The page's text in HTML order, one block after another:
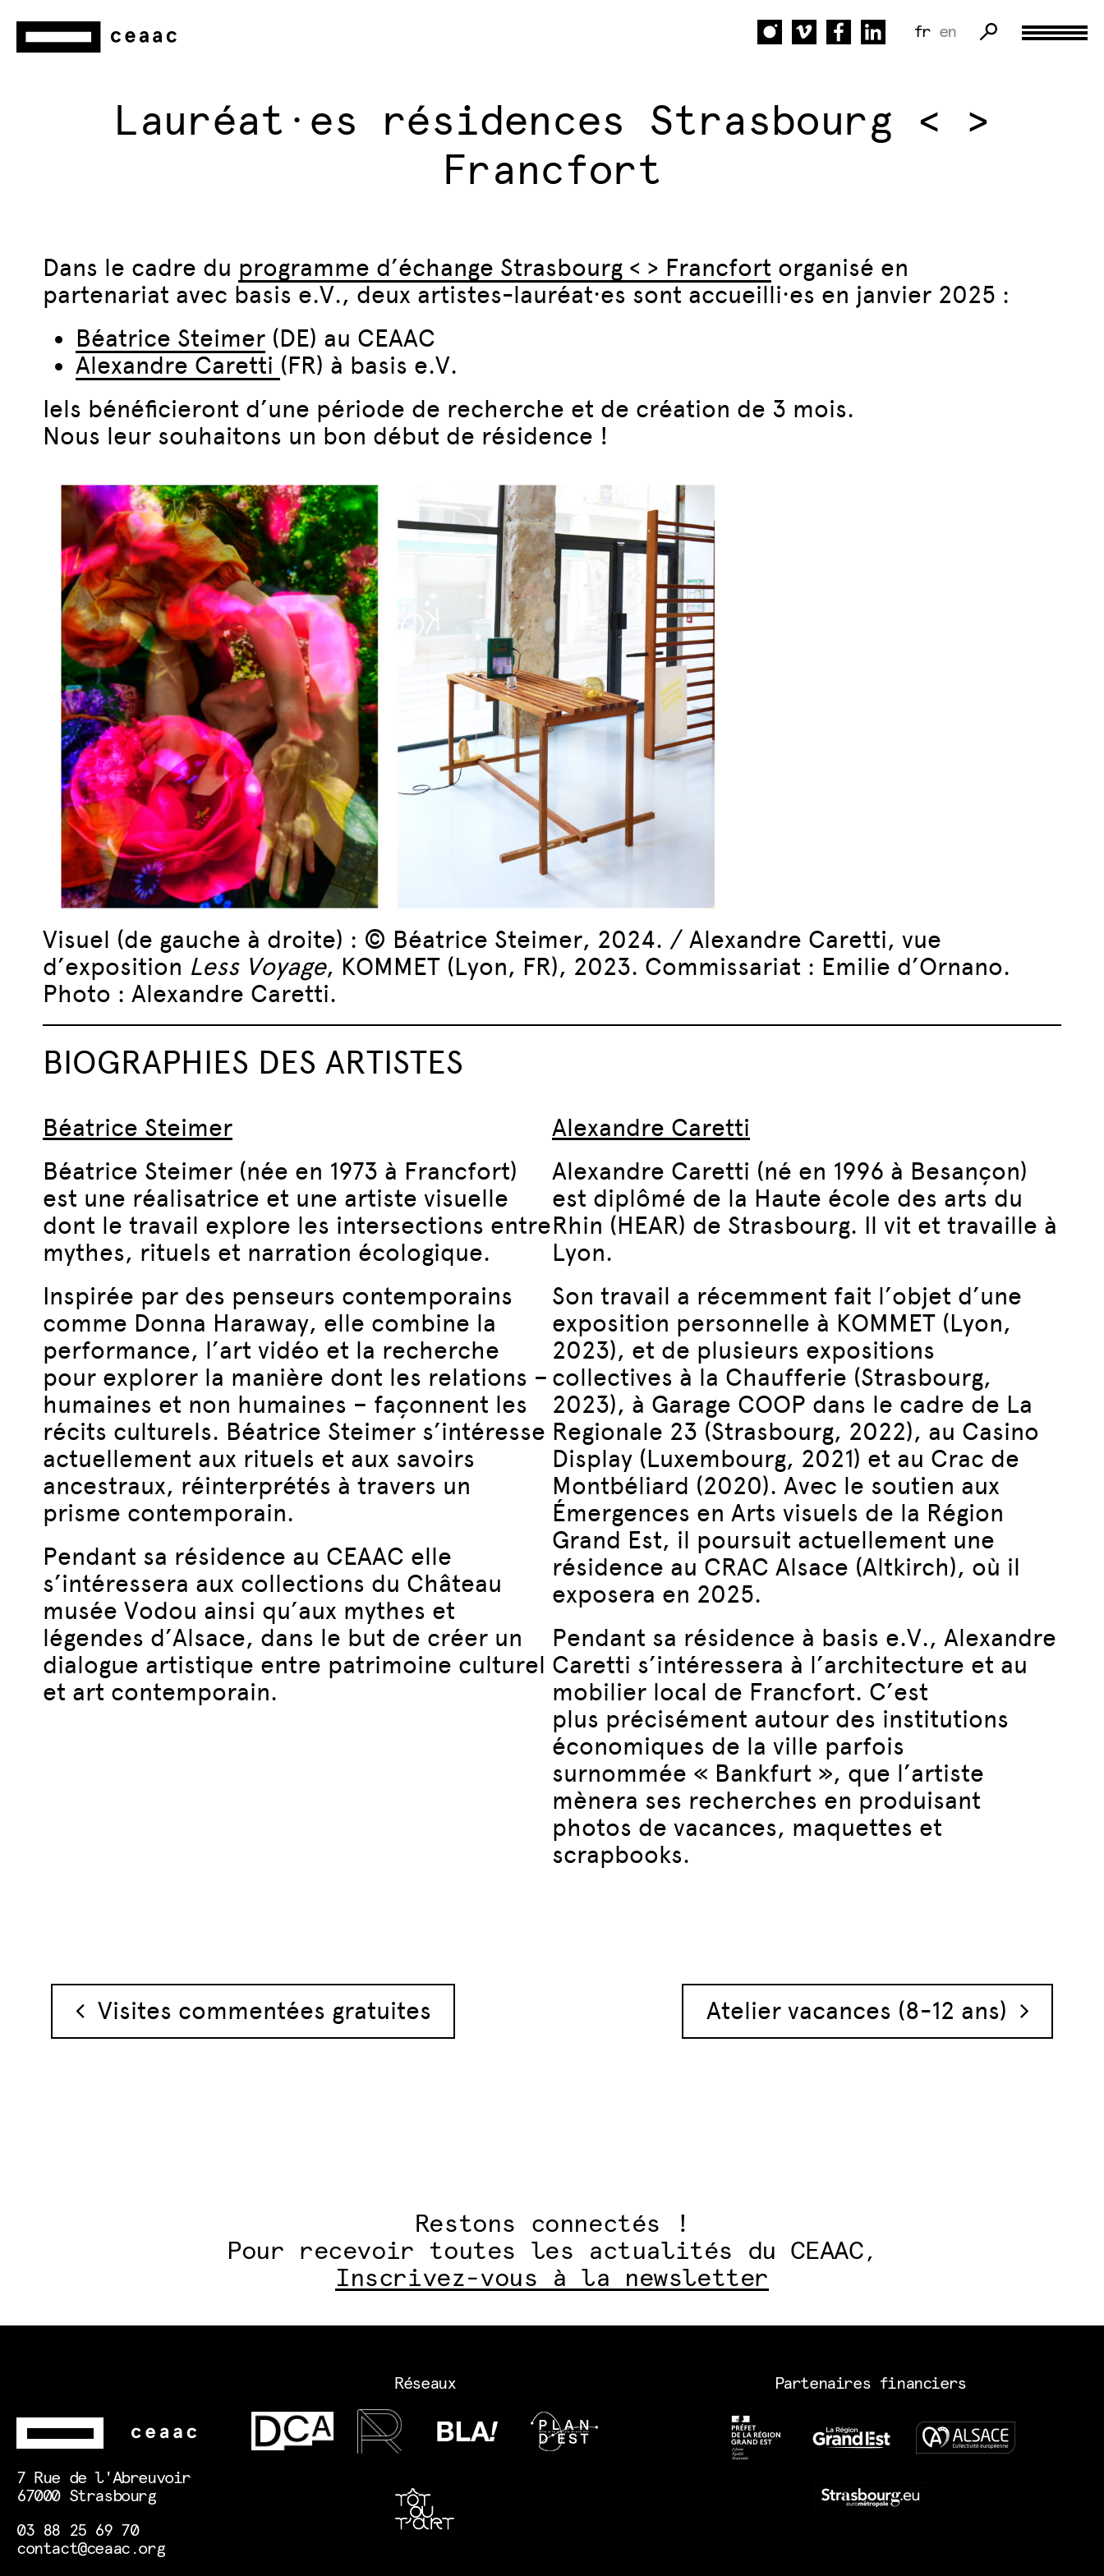
fr en
Lauréat·es résidences Strasbourg < >
Francfort
Dans le cadre du programme d’échange Strasbourg < > Francfort organisé en
partenariat avec basis e.V., deux artistes-lauréat·es sont accueilli·es en janvier 2025 :
Béatrice Steimer (DE) au CEAAC
Alexandre Caretti (FR) à basis e.V.
Iels bénéficieront d’une période de recherche et de création de 3 mois.
Nous leur souhaitons un bon début de résidence !
Visuel (de gauche à droite) : © Béatrice Steimer, 2024. / Alexandre Caretti, vue
d’exposition Less Voyage, KOMMET (Lyon, FR), 2023. Commissariat : Emilie d’Ornano.
Photo : Alexandre Caretti.
BIOGRAPHIES DES ARTISTES
Béatrice Steimer
Béatrice Steimer (née en 1973 à Francfort)
est une réalisatrice et une artiste visuelle
dont le travail explore les intersections entre
mythes, rituels et narration écologique.
Inspirée par des penseurs contemporains
comme Donna Haraway, elle combine la
performance, l’art vidéo et la recherche
pour explorer la manière dont les relations –
humaines et non humaines – façonnent les
récits culturels. Béatrice Steimer s’intéresse
actuellement aux rituels et aux savoirs
ancestraux, réinterprétés à travers un
prisme contemporain.
Pendant sa résidence au CEAAC elle
s’intéressera aux collections du Château
musée Vodou ainsi qu’aux mythes et
légendes d’Alsace, dans le but de créer un
dialogue artistique entre patrimoine culturel
et art contemporain.
Alexandre Caretti
Alexandre Caretti (né en 1996 à Besançon)
est diplômé de la Haute école des arts du
Rhin (HEAR) de Strasbourg. Il vit et travaille à
Lyon.
Son travail a récemment fait l’objet d’une
exposition personnelle à KOMMET (Lyon,
2023), et de plusieurs expositions
collectives à la Chaufferie (Strasbourg,
2023), à Garage COOP dans le cadre de La
Regionale 23 (Strasbourg, 2022), au Casino
Display (Luxembourg, 2021) et au Crac de
Montbéliard (2020). Avec le soutien aux
Émergences en Arts visuels de la Région
Grand Est, il poursuit actuellement une
résidence au CRAC Alsace (Altkirch), où il
exposera en 2025.
Pendant sa résidence à basis e.V., Alexandre
Caretti s’intéressera à l’architecture et au
mobilier local de Francfort. C’est
plus précisément autour des institutions
économiques de la ville parfois
surnommée « Bankfurt », que l’artiste
mènera ses recherches en produisant
photos de vacances, maquettes et
scrapbooks.
Navigation des articles
Visites commentées gratuites Atelier vacances (8-12 ans)
Restons connectés !
Pour recevoir toutes les actualités du CEAAC,
Inscrivez-vous à la newsletter
7 Rue de l'Abreuvoir
67000 Strasbourg
03 88 25 69 70
contact@ceaac.org
Réseaux Partenaires financiers